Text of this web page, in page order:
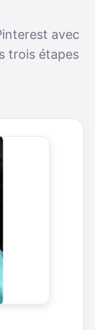
avec
trois étapes